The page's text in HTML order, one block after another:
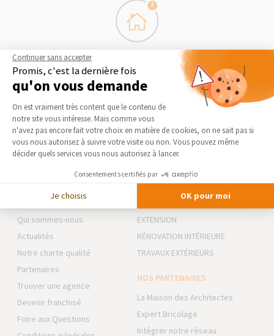
3
Démarrage des travaux
Séléctionnez en toute liberté vos artisans et les travaux
peuvent commencer !
DEMANDER UN DEVIS GRATUIT
AGENCE DE NEVERS & COSNE
SUR LOIRE
Qui sommes-nous
Actualités
Notre charte qualité
Partenaires
Trouver une agence
Devenir franchisé
Foire aux Questions
D’INTERVENTION
EXTENSION
RÉNOVATION INTÉRIEURE
TRAVAUX EXTÉRIEURS
NOS PARTENAIRES
La Maison des Architectes
Expert Bricolage
Intégrer notre réseau
Continuer sans accepter
Promis, c'est la dernière fois
qu'on vous demande
Plateforme de Gestion du
On est vraiment très content que le contenu de
notre site vous intéresse. Mais comme vous
n'avez pas encore fait votre choix en matière de cookies, on ne sait pas si
vous nous autorisez à suivre votre visite ou non. Vous pouvez même
décider quels services vous nous autorisez à lancer.
Consentements certifiés par
Je choisis OK pour moi
Axeptio consent